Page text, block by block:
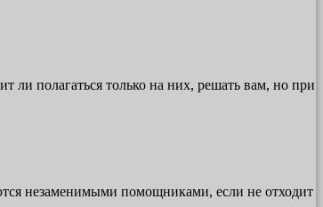
ли полагаться только на них, решать вам, но при
незаменимыми помощниками, если не отходит